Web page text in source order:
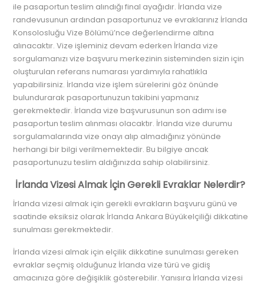
ile pasaportun teslim alındığı final ayağıdır. İrlanda vize
randevusunun ardından pasaportunuz ve evraklarınız İrlanda
Konsolosluğu Vize Bölümü’nce değerlendirme altına
alınacaktır. Vize işleminiz devam ederken İrlanda vize
sorgulamanızı vize başvuru merkezinin sisteminden sizin için
oluşturulan referans numarası yardımıyla rahatlıkla
yapabilirsiniz. İrlanda vize işlem sürelerini göz önünde
bulundurarak pasaportunuzun takibini yapmanız
gerekmektedir. İrlanda vize başvurusunun son adımı ise
pasaportun teslim alınması olacaktır. İrlanda vize durumu
sorgulamalarında vize onayı alıp almadığınız yönünde
herhangi bir bilgi verilmemektedir. Bu bilgiye ancak
pasaportunuzu teslim aldığınızda sahip olabilirsiniz.
İrlanda Vizesi Almak İçin Gerekli Evraklar Nelerdir?
İrlanda vizesi almak için gerekli evrakların başvuru günü ve
saatinde eksiksiz olarak İrlanda Ankara Büyükelçiliği dikkatine
sunulması gerekmektedir.
İrlanda vizesi almak için elçilik dikkatine sunulması gereken
evraklar seçmiş olduğunuz İrlanda vize türü ve gidiş
amacınıza göre değişiklik gösterebilir. Yanısıra İrlanda vizesi